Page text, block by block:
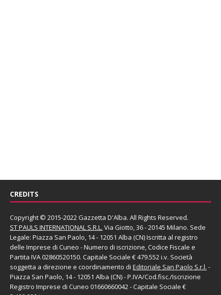
CREDITS
Copyright © 2015-2022 Gazzetta D'Alba. All Rights Reserved.
ST PAULS INTERNATIONAL S.R.L. Via Giotto, 36 - 20145 Milano. Sede
Legale: Piazza San Paolo, 14 - 12051 Alba (CN) Iscritta al registro
delle Imprese di Cuneo - Numero di iscrizione, Codice Fiscale e
Partita IVA 02860520150. Capitale Sociale € 479.552 i.v. Società
soggetta a direzione e coordinamento di Editoriale San Paolo S.r.l. -
Piazza San Paolo, 14 - 12051 Alba (CN) - P.IVA/Cod.fisc./Iscrizione
Registro Imprese di Cuneo 01660660042 - Capitale Sociale €